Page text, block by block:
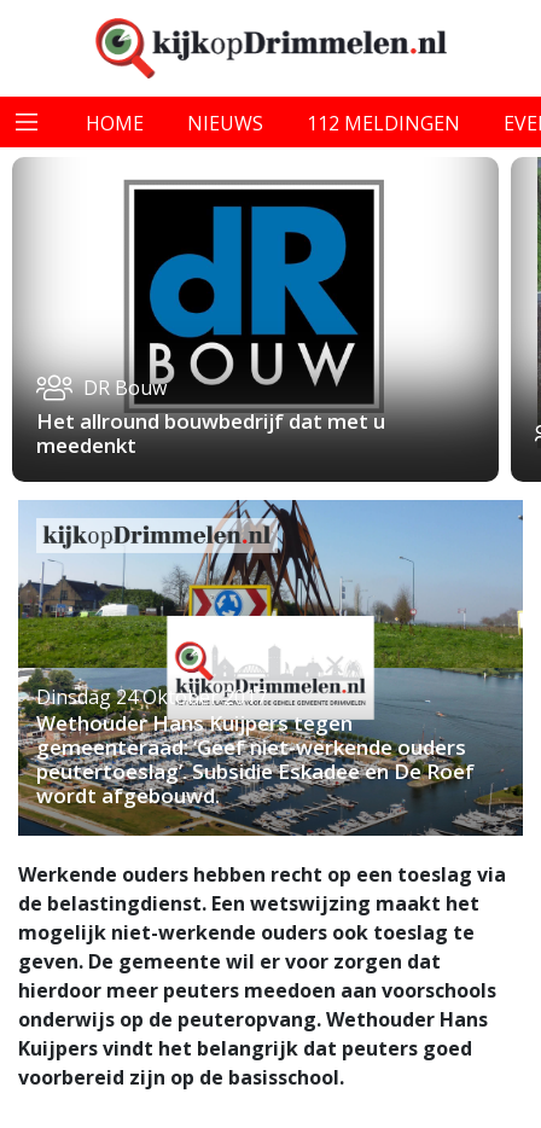
HOME NIEUWS 112 MELDINGEN
DR Bouw
Het allround bouwbedrijf dat met u
meedenkt
Dinsdag 24 Oktober 2017
Wethouder Hans Kuijpers tegen
gemeenteraad: ‘Geef niet-werkende ouders
peutertoeslag’. Subsidie Eskadee en De Roef
wordt afgebouwd.
Werkende ouders hebben recht op een toeslag via
de belastingdienst. Een wetswijzing maakt het
mogelijk niet-werkende ouders ook toeslag te
geven. De gemeente wil er voor zorgen dat
hierdoor meer peuters meedoen aan voorschools
onderwijs op de peuteropvang. Wethouder Hans
Kuijpers vindt het belangrijk dat peuters goed
voorbereid zijn op de basisschool.